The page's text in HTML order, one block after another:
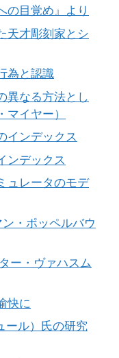
の目覚め』より
天才彫刻家とシ
為と認識
異なる方法とし
イヤー）
インデックス
ンデックス
ュレータのモデ
・ポッペルバウ
ー・ヴァハスム
快に
ール）氏の研究